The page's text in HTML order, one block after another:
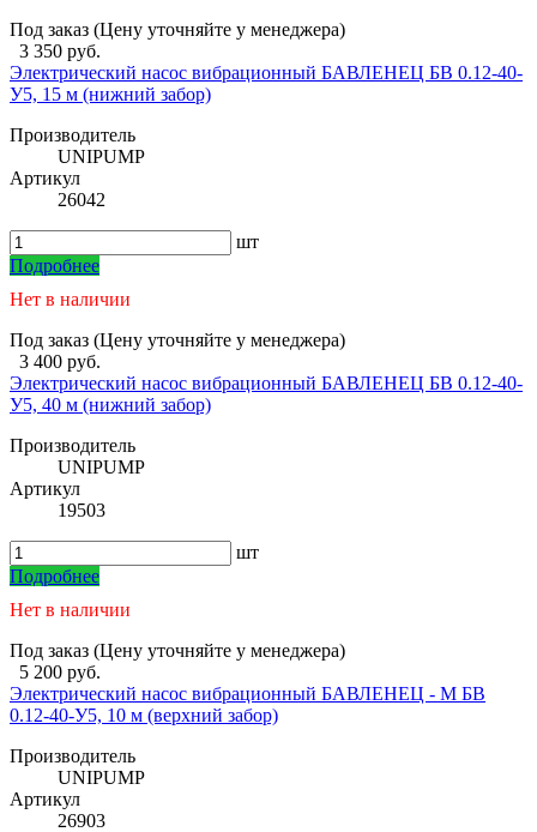
Под заказ (Цену уточняйте у менеджера)
3 350 руб.
Электрический насос вибрационный БАВЛЕНЕЦ БВ 0.12-40-
У5, 15 м (нижний забор)
Производитель
UNIPUMP
Артикул
26042
шт
Подробнее
Нет в наличии
Под заказ (Цену уточняйте у менеджера)
3 400 руб.
Электрический насос вибрационный БАВЛЕНЕЦ БВ 0.12-40-
У5, 40 м (нижний забор)
Производитель
UNIPUMP
Артикул
19503
шт
Подробнее
Нет в наличии
Под заказ (Цену уточняйте у менеджера)
5 200 руб.
Электрический насос вибрационный БАВЛЕНЕЦ - М БВ
0.12-40-У5, 10 м (верхний забор)
Производитель
UNIPUMP
Артикул
26903